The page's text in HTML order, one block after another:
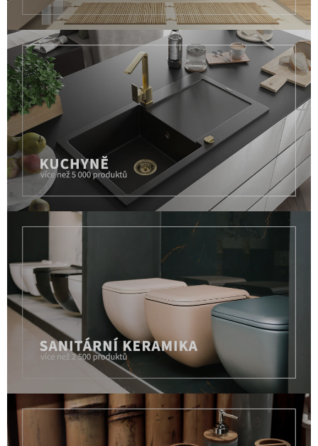
Kuchyň
víc než 18 000 produktů
Sanitární keramika
víc než 18 000 produktů